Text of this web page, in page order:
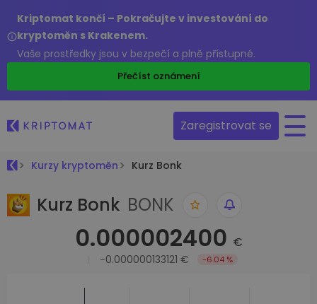
Kriptomat končí – Pokračujte v investování do
kryptoměn s Krakenem.
Vaše prostředky jsou v bezpečí a plně přístupné.
Přečíst oznámení
Zaregistrovat se
Kurzy kryptoměn Kurz Bonk
Kurz Bonk BONK
0.000002400 €
-0.000000133121 € -6.04 %